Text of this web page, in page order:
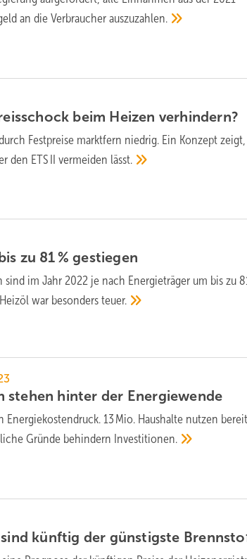
an die Verbraucherauszuzahlen.
beim Heizen verhindern?
Festpreise marktfern niedrig. Ein Konzept
den ETS II vermeiden lässt.
zu 81 %gestiegen
sind im Jahr 2022 je nach Energieträger um bis zu
war besondersteuer.
stehen hinter der Energie­wende
Energiekostendruck. 13 Mio. Haushalte nutzen
Gründe behindern Investitionen.
künftig der günstigste